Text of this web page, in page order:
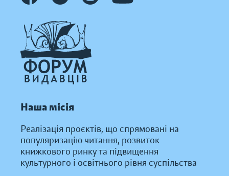
Наша місія
Реалізація проєктів, що спрямовані на
популяризацію читання, розвиток
книжкового ринку та підвищення
культурного і освітнього рівня суспільства